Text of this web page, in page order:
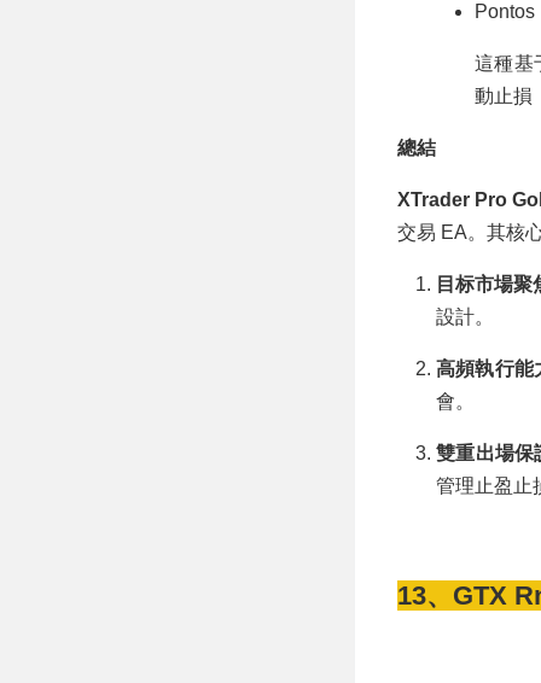
Pontos
這種基
動止損
總結
XTrader Pro
交易 EA。其核
目标市場聚
設計。
高頻執行能
會。
雙重出場保
管理止盈止
13、GTX